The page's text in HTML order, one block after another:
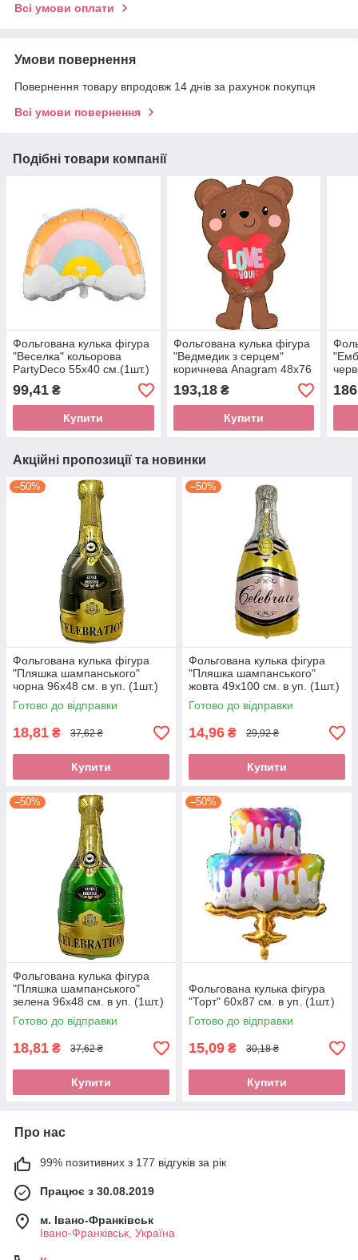
Всі умови оплати
Умови повернення
Повернення товару впродовж 14 днів за рахунок покупця
Всі умови повернення
Подібні товари компанії
Фольгована кулька фігура
"Веселка" кольорова
PartyDeco 55х40 см.(1шт.)
99,41 ₴
Купити
Фольгована кулька фігура
"Ведмедик з серцем"
коричнева Anagram 48х76
см (1см).
193,18₴
Купити
Акційні пропозиції та новинки
–50%
Фольгована кулька фігура
"Пляшка шампанського"
чорна 96х48 см. в уп. (1шт.)
Готово до відправки
18,81 ₴ 37,62 ₴
Купити
–50%
Фольгована кулька фігура
"Пляшка шампанського"
жовта 49х100 см. в уп. (1шт.)
Готово до відправки
14,96 ₴ 29,92 ₴
Купити
–50%
Фольгована кулька фігура
"Пляшка шампанського"
зелена 96х48 см. в уп. (1шт.)
Готово до відправки
18,81 ₴ 37,62 ₴
Купити
–50%
Фольгована кулька фігура
"Торт" 60х87 см. в уп. (1шт.)
Готово до відправки
15,09 ₴ 30,18 ₴
Купити
Про нас
99% позитивних з 177 відгуків за рік
Працює з 30.08.2019
м. Івано-Франківськ
Івано-Франківськ, Україна